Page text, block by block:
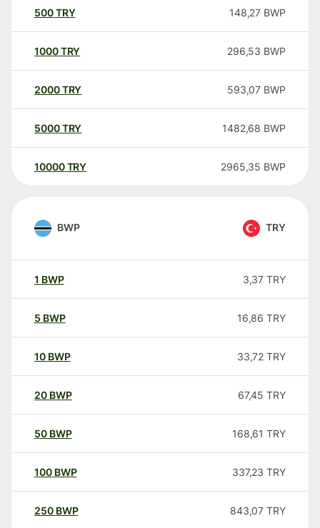
500TRY 148,27 BWP
1000TRY 296,53 BWP
2000TRY 593,07 BWP
5000TRY 1482,68 BWP
10000 TRY 2965,35 BWP
BWP TRY
1 BWP 3,37 TRY
5 BWP 16,86 TRY
10 BWP 33,72 TRY
20 BWP 67,45 TRY
50 BWP 168,61 TRY
100 BWP 337,23 TRY
250 BWP 843,07 TRY